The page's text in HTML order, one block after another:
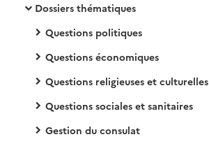
Dossiers thématiques
Questions politiques
Questions économiques
Questions religieuses et culturelles
Questions sociales et sanitaires
Gestion du consulat